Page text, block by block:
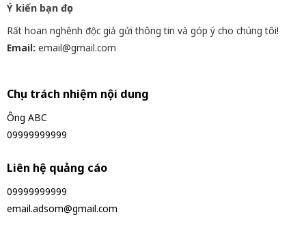
Ý kiến bạn đọc
Rất hoan nghênh độc giả gửi thông tin và góp ý cho chúng tôi!
Email: email@gmail.com
Chịu trách nhiệm nội dung
Ông ABC
09999999999
Liên hệ quảng cáo
09999999999
email.adsom@gmail.com